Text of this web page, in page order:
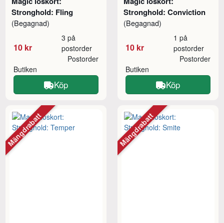
Stronghold: Fling
(Begagnad)
10 kr
3 på
postorder
Butiken
Postorder
Köp
Stronghold: Conviction
(Begagnad)
10 kr
1 på
postorder
Butiken
Postorder
Köp
Mängdrabatt Mängdrabatt